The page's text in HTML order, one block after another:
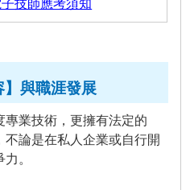
技師應考須知
】與職涯發展
專業技術，更擁有法定的
不論是在私人企業或自行開
。